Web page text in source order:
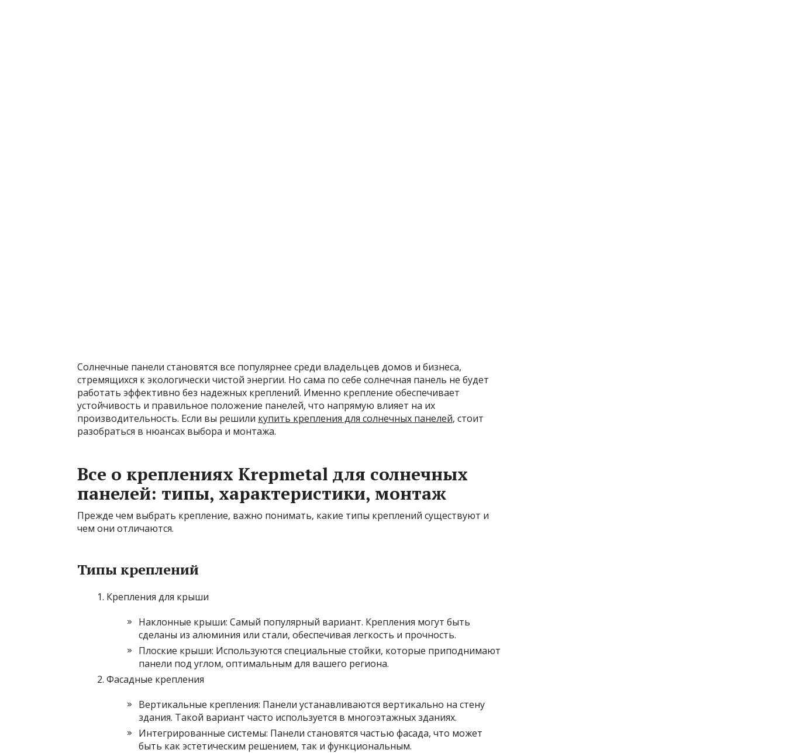
Солнечные панели становятся все популярнее среди владельцев домов и бизнеса,
стремящихся к экологически чистой энергии. Но сама по себе солнечная панель не будет
работать эффективно без надежных креплений. Именно крепление обеспечивает
устойчивость и правильное положение панелей, что напрямую влияет на их
производительность. Если вы решили купить крепления для солнечных панелей, стоит
разобраться в нюансах выбора и монтажа.
Все о креплениях Krepmetal для солнечных
панелей: типы, характеристики, монтаж
Прежде чем выбрать крепление, важно понимать, какие типы креплений существуют и
чем они отличаются.
Типы креплений
Крепления для крыши
Наклонные крыши: Самый популярный вариант. Крепления могут быть
сделаны из алюминия или стали, обеспечивая легкость и прочность.
Плоские крыши: Используются специальные стойки, которые приподнимают
панели под углом, оптимальным для вашего региона.
Фасадные крепления
Вертикальные крепления: Панели устанавливаются вертикально на стену
здания. Такой вариант часто используется в многоэтажных зданиях.
Интегрированные системы: Панели становятся частью фасада, что может
быть как эстетическим решением, так и функциональным.